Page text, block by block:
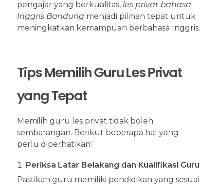
pengajar yang berkualitas, les privat bahasa
Inggris Bandung menjadi pilihan tepat untuk
meningkatkan kemampuan berbahasa Inggris.
Tips Memilih Guru Les Privat
yang Tepat
Memilih guru les privat tidak boleh
sembarangan. Berikut beberapa hal yang
perlu diperhatikan:
Periksa Latar Belakang dan Kualifikasi Guru
Pastikan guru memiliki pendidikan yang sesuai